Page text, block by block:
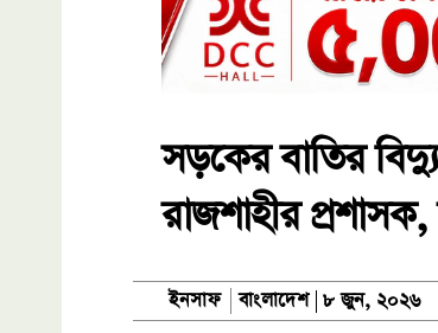
সড়কের বাতির
রাজশাহীর প্রশাসক,
ইনসাফ বাংলাদেশ ৮ জুন, ২০২৬